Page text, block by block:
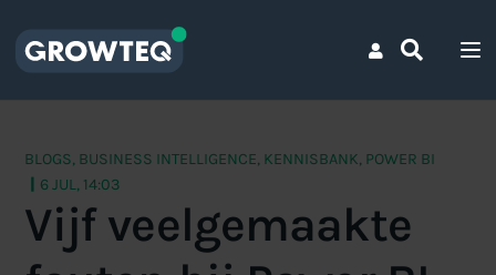
BLOGS, BUSINESS INTELLIGENCE, KENNISBANK, POWER BI
6 JUL, 14:03
Vijf veelgemaakte